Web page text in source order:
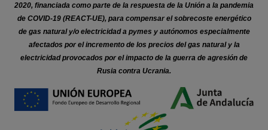
2020, financiada como parte de la respuesta de la Unión a la pandemia
de COVID-19 (REACT-UE), para compensar el sobrecoste energético
de gas natural y/o electricidad a pymes y autónomos especialmente
afectados por el incremento de los precios del gas natural y la
electricidad provocados por el impacto de la guerra de agresión de
Rusia contra Ucrania.